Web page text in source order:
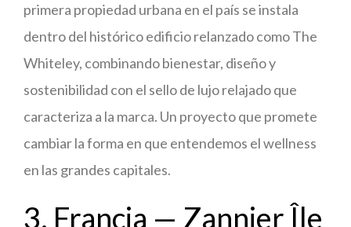
primera propiedad urbana en el país se instala
dentro del histórico edificio relanzado como The
Whiteley, combinando bienestar, diseño y
sostenibilidad con el sello de lujo relajado que
caracteriza a la marca. Un proyecto que promete
cambiar la forma en que entendemos el wellness
en las grandes capitales.
3. Francia — Zannier Île